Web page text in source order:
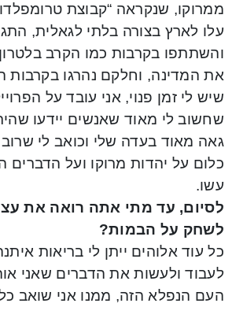
ממרוקו, שנקראה “קבוצת
עלו לארץ בצורה בלתי לגאלית,
והשתתפו בקרבות כמו הקרב
את המדינה, וחלקם נהרגו בקרבות
שיש לי זמן פנוי, אני עובד על
שחשוב לי מאוד שאנשים יידעו
גאה מאוד בעדה שלי וכואב לי שרוב
כלום על יהדות מרוקו ועל
עשו.
לסיום, עד מתי אתה רואה את
לשחק על הבמות?
כל עוד אלוהים ייתן לי בריאות
לעבוד ולעשות את הדברים שאני
העם הנפלא הזה, ממנו אני שואב